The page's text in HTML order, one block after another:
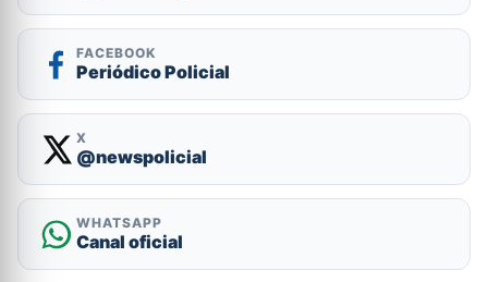
FACEBOOK
Periódico Policial
X
@newspolicial
WHATSAPP
Canal oficial